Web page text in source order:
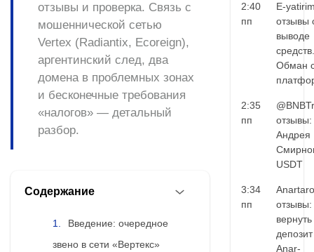
отзывы и проверка. Связь с
мошеннической сетью
Vertex (Radiantix, Ecoreign),
аргентинский след, два
домена в проблемных зонах
и бесконечные требования
«налогов» — детальный
разбор.
Содержание
Введение: очередное
звено в сети «Вертекс»
2:40
пп
E-
отзывы
выводе
средств.
Обман
2:35
пп
Андрея
USDT
3:34
пп
отзывы:
вернуть
Anar-